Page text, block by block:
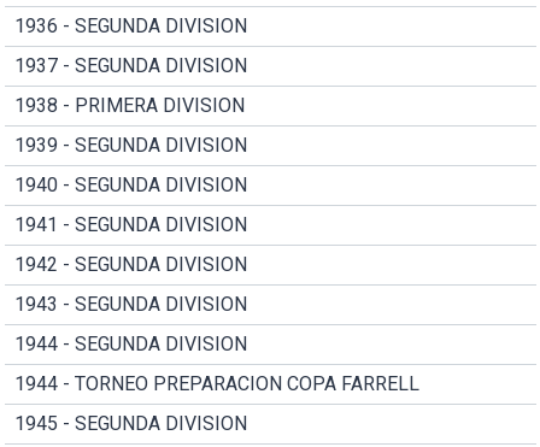
1936 - SEGUNDA DIVISION
1937 - SEGUNDA DIVISION
1938 - PRIMERA DIVISION
1939 - SEGUNDA DIVISION
1940 - SEGUNDA DIVISION
1941 - SEGUNDA DIVISION
1942 - SEGUNDA DIVISION
1943 - SEGUNDA DIVISION
1944 - SEGUNDA DIVISION
1944 - TORNEO PREPARACION COPA FARRELL
1945 - SEGUNDA DIVISION